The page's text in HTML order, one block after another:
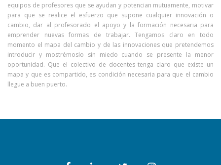
equipos de profesores que se ayudan y potencian mutuamente, motivar
para que se realice el esfuerzo que supone cualquier innovación o
cambio, dar al profesorado el apoyo y la formación necesaria para
emprender nuevas formas de trabajar. Tengamos claro en todo
momento el mapa del cambio y de las innovaciones que pretendemos
introducir y mostrémoslo sin miedo cuando se presente la menor
oportunidad. Que el colectivo de docentes tenga claro que existe un
mapa y que es compartido, es condición necesaria para que el cambio
llegue a buen puerto.